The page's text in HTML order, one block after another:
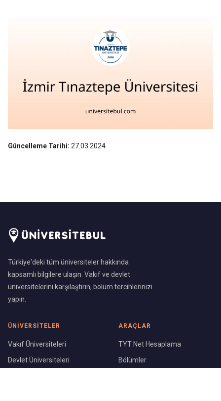
Güncelleme Tarihi: 27.03.2024
Türkiye'deki tüm üniversiteler hakkında
kapsamlı bilgilere ulaşın. Vakıf ve devlet
üniversitelerini karşılaştırın, bölüm tercihlerinizi
yapın.
ÜNIVERSITELER
Vakıf Üniversiteleri
Devlet Üniversiteleri
ARAÇLAR
TYT Net Hesaplama
Bölümler